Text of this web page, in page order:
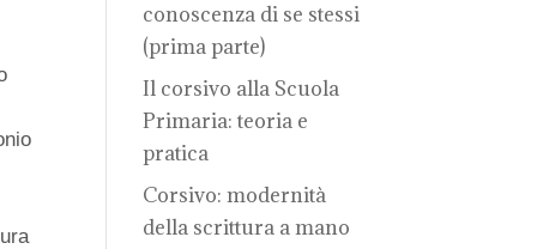
conoscenza di se stessi
(prima parte)
Il corsivo alla Scuola
Primaria: teoria e
pratica
Corsivo: modernità
della scrittura a mano